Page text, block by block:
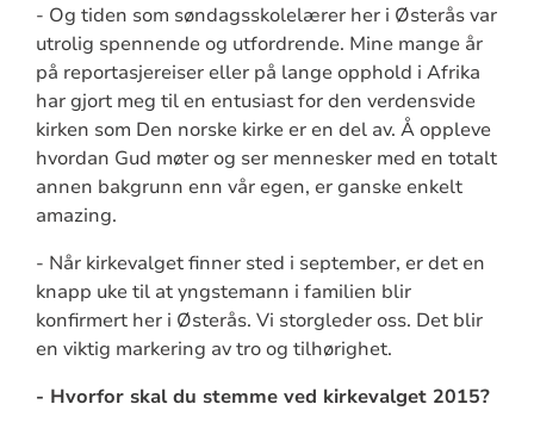
- Og tiden som søndagsskolelærer her i Østerås var
utrolig spennende og utfordrende. Mine mange år
på reportasjereiser eller på lange opphold i Afrika
har gjort meg til en entusiast for den verdensvide
kirken som Den norske kirke er en del av. Å oppleve
hvordan Gud møter og ser mennesker med en totalt
annen bakgrunn enn vår egen, er ganske enkelt
amazing.
- Når kirkevalget finner sted i september, er det en
knapp uke til at yngstemann i familien blir
konfirmert her i Østerås. Vi storgleder oss. Det blir
en viktig markering av tro og tilhørighet.
- Hvorfor skal du stemme ved kirkevalget 2015?